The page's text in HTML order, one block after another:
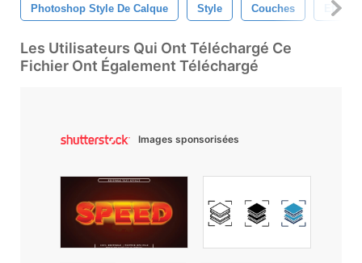
Photoshop Style De Calque Style Couches Effet
Les Utilisateurs Qui Ont Téléchargé Ce
Fichier Ont Également Téléchargé
Images sponsorisées